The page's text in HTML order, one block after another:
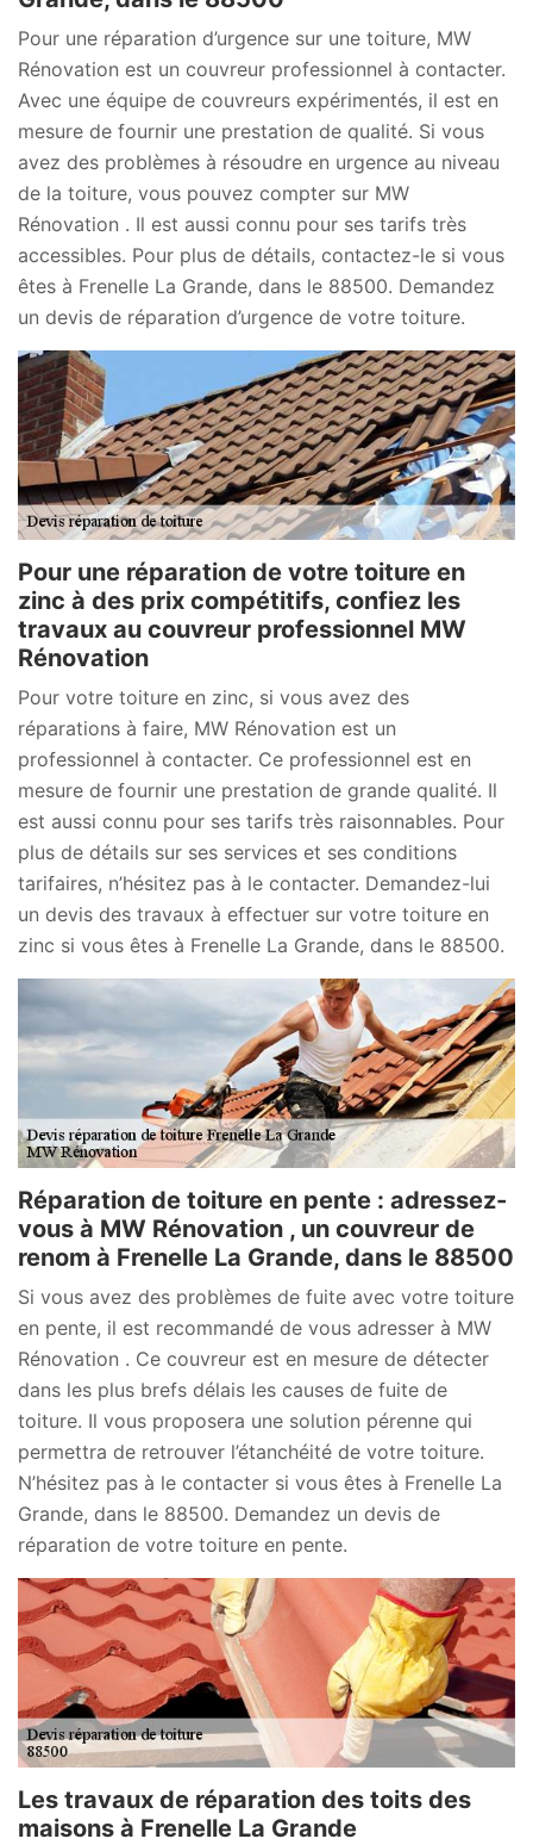
Pour une réparation d’urgence sur une toiture, MW
Rénovation est un couvreur professionnel à contacter.
Avec une équipe de couvreurs expérimentés, il est en
mesure de fournir une prestation de qualité. Si vous
avez des problèmes à résoudre en urgence au niveau
de la toiture, vous pouvez compter sur MW
Rénovation . Il est aussi connu pour ses tarifs très
accessibles. Pour plus de détails, contactez-le si vous
êtes à Frenelle La Grande, dans le 88500. Demandez
un devis de réparation d’urgence de votre toiture.
Pour une réparation de votre toiture en
zinc à des prix compétitifs, confiez les
travaux au couvreur professionnel MW
Rénovation
Pour votre toiture en zinc, si vous avez des
réparations à faire, MW Rénovation est un
professionnel à contacter. Ce professionnel est en
mesure de fournir une prestation de grande qualité. Il
est aussi connu pour ses tarifs très raisonnables. Pour
plus de détails sur ses services et ses conditions
tarifaires, n’hésitez pas à le contacter. Demandez-lui
un devis des travaux à effectuer sur votre toiture en
zinc si vous êtes à Frenelle La Grande, dans le 88500.
Réparation de toiture en pente : adressez-
vous à MW Rénovation , un couvreur de
renom à Frenelle La Grande, dans le 88500
Si vous avez des problèmes de fuite avec votre toiture
en pente, il est recommandé de vous adresser à MW
Rénovation . Ce couvreur est en mesure de détecter
dans les plus brefs délais les causes de fuite de
toiture. Il vous proposera une solution pérenne qui
permettra de retrouver l’étanchéité de votre toiture.
N’hésitez pas à le contacter si vous êtes à Frenelle La
Grande, dans le 88500. Demandez un devis de
réparation de votre toiture en pente.
Les travaux de réparation des toits des
maisons à Frenelle La Grande